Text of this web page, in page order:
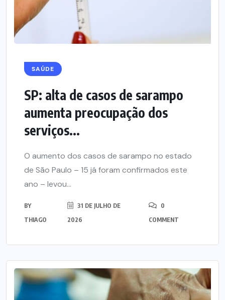
SAÚDE
SP: alta de casos de sarampo
aumenta preocupação dos
serviços...
O aumento dos casos de sarampo no estado
de São Paulo – 15 já foram confirmados este
ano – levou...
BY
THIAGO
31 DE JULHO DE
2026
0
COMMENT